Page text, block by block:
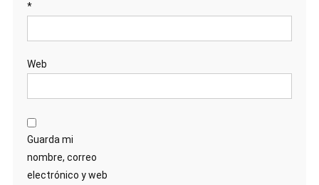
*
Web
Guarda mi
nombre, correo
electrónico y web